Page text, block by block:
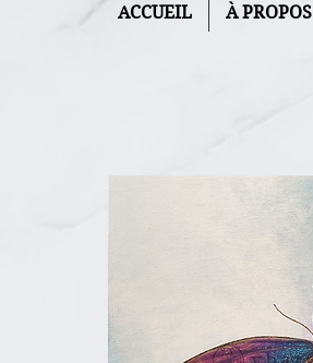
ACCUEIL À PROPOS